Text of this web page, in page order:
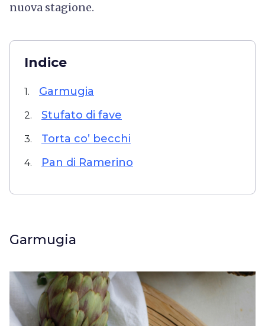
nuova stagione.
Indice
1. Garmugia
2. Stufato di fave
3. Torta co’ becchi
4. Pan di Ramerino
Garmugia